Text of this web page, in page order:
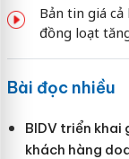
Bản tin giá
đồng loạt
Bài đọc nhiều
BIDV triển
khách hàng